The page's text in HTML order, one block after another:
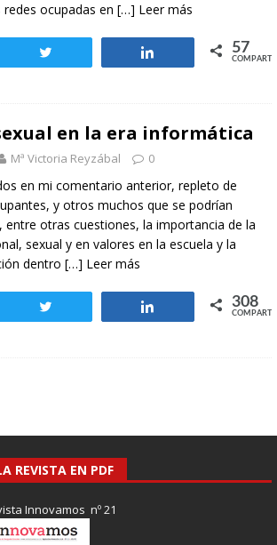
ocupadas en […] Leer más
Compartir 57
COMPARTIR
en la era informática
Mª Victoria Reyzábal 0
en mi comentario anterior, repleto de
y otros muchos que se podrían
entre otras cuestiones, la importancia de la
sexual y en valores en la escuela y la
dentro […] Leer más
Compartir 308
COMPARTIR
REVISTA EN PDF
Innovamos nº 21